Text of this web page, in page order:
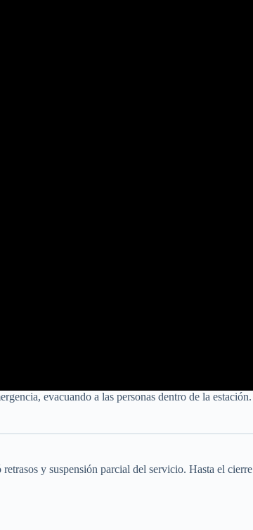
evacuando a las personas dentro de la
y suspensión parcial del servicio. Hasta el